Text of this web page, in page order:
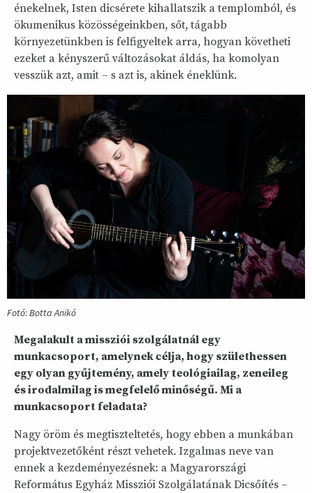
énekelnek, Isten dicsérete kihallatszik a templomból, és
ökumenikus közösségeinkben, sőt, tágabb
környezetünkben is felfigyeltek arra, hogyan követheti
ezeket a kényszerű változásokat áldás, ha komolyan
vesszük azt, amit – s azt is, akinek éneklünk.
Fotó: Botta Anikó
Megalakult a missziói szolgálatnál egy
munkacsoport, amelynek célja, hogy születhessen
egy olyan gyűjtemény, amely teológiailag, zeneileg
és irodalmilag is megfelelő minőségű. Mi a
munkacsoport feladata?
Nagy öröm és megtiszteltetés, hogy ebben a munkában
projektvezetőként részt vehetek. Izgalmas neve van
ennek a kezdeményezésnek: a Magyarországi
Református Egyház Missziói Szolgálatának Dicsőítés –